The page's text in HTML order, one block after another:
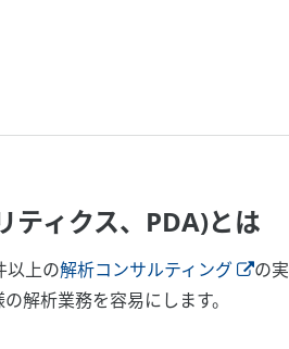
ィクス、PDA)とは
以上の解析コンサルティング
の
解析業務を容易にします。